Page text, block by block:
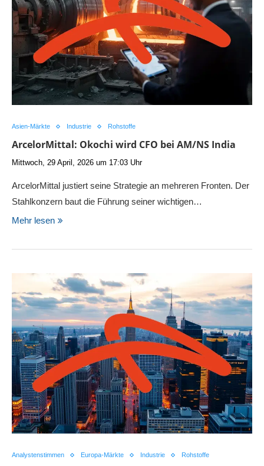
Asien-Märkte Industrie Rohstoffe
ArcelorMittal: Okochi wird CFO bei AM/NS India
Mittwoch, 29 April, 2026 um 17:03 Uhr
ArcelorMittal justiert seine Strategie an mehreren Fronten. Der
Stahlkonzern baut die Führung seiner wichtigen…
Mehr lesen
Analystenstimmen Europa-Märkte Industrie Rohstoffe